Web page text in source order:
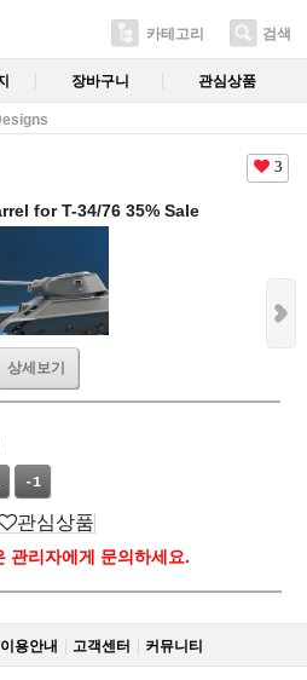
카테고리 검색
장바구니 관심상품
3
for T-34/76 35% Sale
상세보기
-1
관심상품
관리자에게 문의하세요.
이용안내 고객센터 커뮤니티